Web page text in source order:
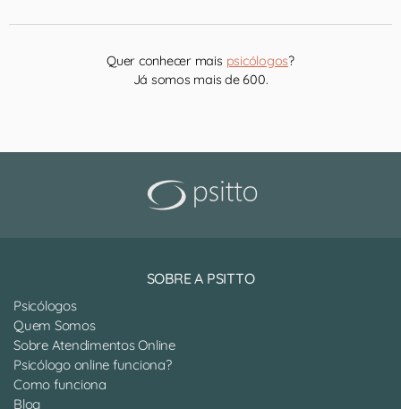
Quer conhecer mais psicólogos?
Já somos mais de 600.
SOBRE A PSITTO
Psicólogos
Quem Somos
Sobre Atendimentos Online
Psicólogo online funciona?
Como funciona
Blog